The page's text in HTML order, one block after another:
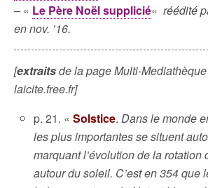
–« Le Père Noël supplicié« réédité
en nov. ’16.
[extraitsde la page Multi-
laicite.free.fr]
p. 21. «Solstice.Dans le monde
les plus importantes se situent
marquant l’évolution de la rotation
autour du soleil. C’est en 354 que